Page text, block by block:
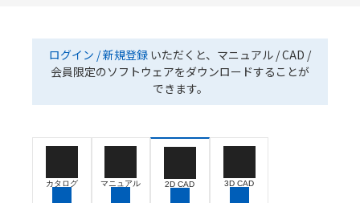
ログイン / 新規登録 いただくと、マニュアル / CAD /
会員限定のソフトウェアをダウンロードすることが
できます。
カタログ マニュアル 2D CAD 3D CAD